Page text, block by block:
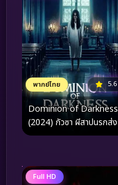
พากย์ไทย 5.6
Dominion of Darkness
(2024) กัวซา ผีสาปนรกส่ง
Full HD